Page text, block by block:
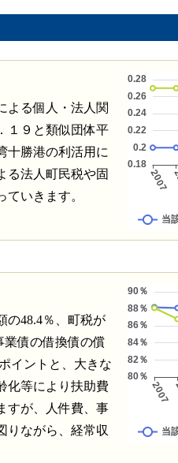
よる個人・法人関
１９と類似団体平
十勝港の利活用に
る法人町民税や固
いきます。
の48.4％、町税が
業債の借換債の償
イントと、大きな
化等により扶助費
すが、人件費、事
りながら、経常収